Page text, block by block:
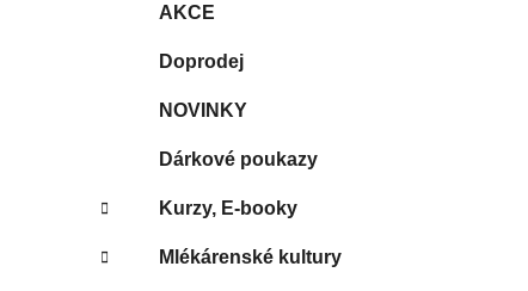
AKCE
Doprodej
NOVINKY
Dárkové poukazy
Kurzy, E-booky
Mlékárenské kultury